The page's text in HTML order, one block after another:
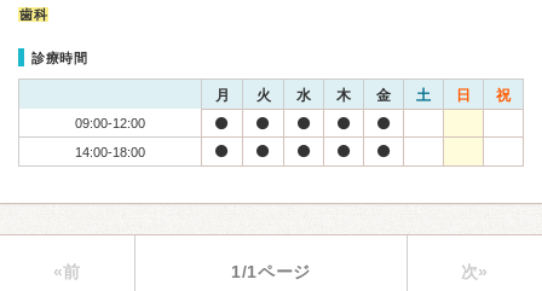
歯科
診療時間
月 火 水 木 金 土 日 祝
09:00-12:00
14:00-18:00
«前 1/1ページ 次»